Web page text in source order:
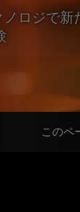
ロジで新
このペ